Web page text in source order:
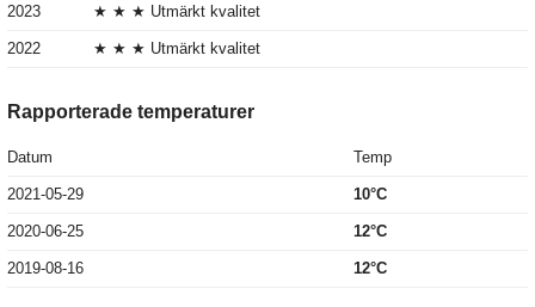
2023 ★ ★ ★ Utmärkt kvalitet
2022 ★ ★ ★ Utmärkt kvalitet
Rapporterade temperaturer
Datum Temp
2021-05-29 10°C
2020-06-25 12°C
2019-08-16 12°C